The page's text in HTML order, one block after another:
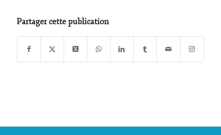
Partager cette publication